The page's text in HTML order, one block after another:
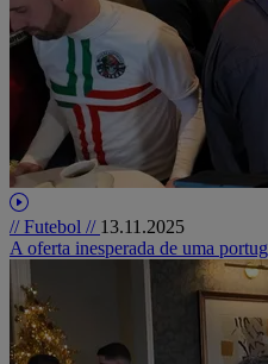
// Futebol // 13.11.2025
A oferta inesperada de uma